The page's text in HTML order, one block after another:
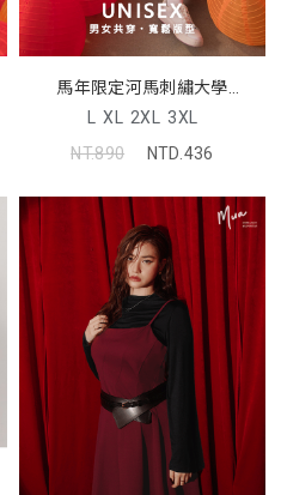
馬年限定河馬刺繡大學
TEE(unisex)
L XL 2XL 3XL
NT.890
NTD.436